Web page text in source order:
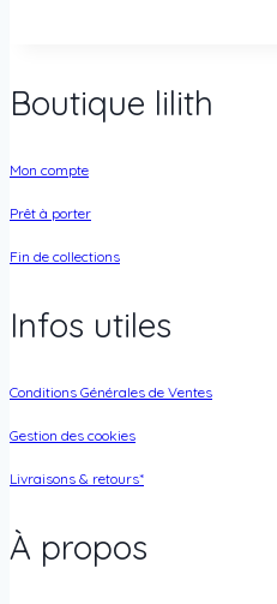
Boutique lilith
Mon compte
Prêt à porter
Fin de collections
Infos utiles
Conditions Générales de Ventes
Gestion des cookies
Livraisons & retours*
À propos